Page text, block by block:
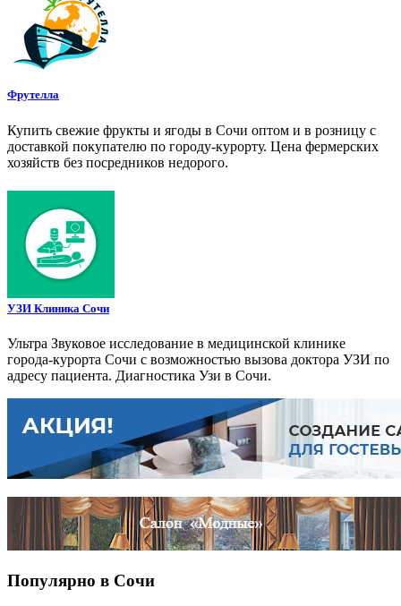
Фрутелла
Купить свежие фрукты и ягоды в Сочи оптом и в розницу с
доставкой покупателю по городу-курорту. Цена фермерских
хозяйств без посредников недорого.
УЗИ Клиника Сочи
Ультра Звуковое исследование в медицинской клинике
города-курорта Сочи с возможностью вызова доктора УЗИ по
адресу пациента. Диагностика Узи в Сочи.
Популярно в Сочи